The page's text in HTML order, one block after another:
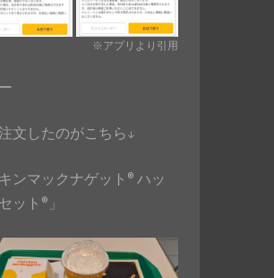
※アプリより引用
文したのがこちら↓
キンマックナゲット® ハッ
ット®」